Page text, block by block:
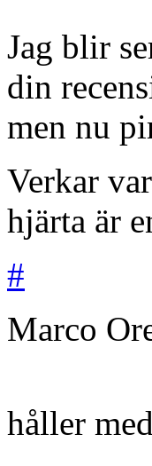
Jag blir
din
men nu
Verkar
hjärta är
#
Marco
håller